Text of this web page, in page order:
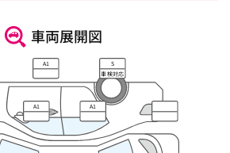
車両展開図
A1 S
車検対応
A1 A1